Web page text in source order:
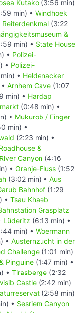
Kutako (3:56 min)
min) • Windhoek
Reiterdenkmal (3:22
&
min) • State House
• Polizei-
• Polizei-
• Heldenacker
Arnhem Cave (1:07
min) • Hardap
(0:48 min) •
• Mukurob / Finger
min) •
(2:23 min) •
&
Canyon (4:16
• Oranje-Fluss (1:52
(3:02 min) • Aus
Bahnhof (1:29
• Tsau Khaeb
Grasplatz
Lüderitz (6:13 min) •
min) • Woermann
• Austernzucht in der
Challenge (1:01 min)
Pinguine (1:47 min) •
• Tirasberge (2:32
Castle (2:42 min)
(2:58 min)
• Sesriem Canyon